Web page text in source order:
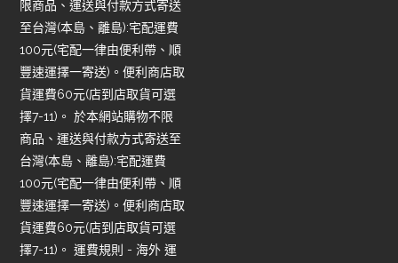
限商品、運送與付款方式寄送
至台灣(本島、離島):宅配運費
100元(宅配一律由便利帶、順
豐速運擇一寄送)。便利商店取
貨運費60元(店到店取貨可選
擇7-11)。 於本網站購物不限
商品、運送與付款方式寄送至
台灣(本島、離島):宅配運費
100元(宅配一律由便利帶、順
豐速運擇一寄送)。便利商店取
貨運費60元(店到店取貨可選
擇7-11)。 運費規則 - 海外 運